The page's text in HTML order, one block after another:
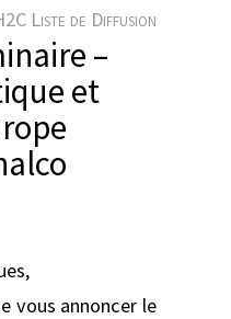
Liste de Diffusion
–
et
vous annoncer le